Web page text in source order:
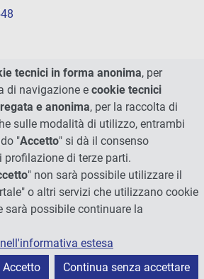
degli Studi di Perugia
tecnici in forma anonima, per
di navigazione e cookie tecnici
e anonima, per la raccolta di
sulle modalità di utilizzo, entrambi
"Accetto" si dà il consenso
di terze parti.
" non sarà possibile utilizzare il
o altri servizi che utilizzano cookie
sarà possibile continuare la
estesa
Accetto
Continua senza accettare